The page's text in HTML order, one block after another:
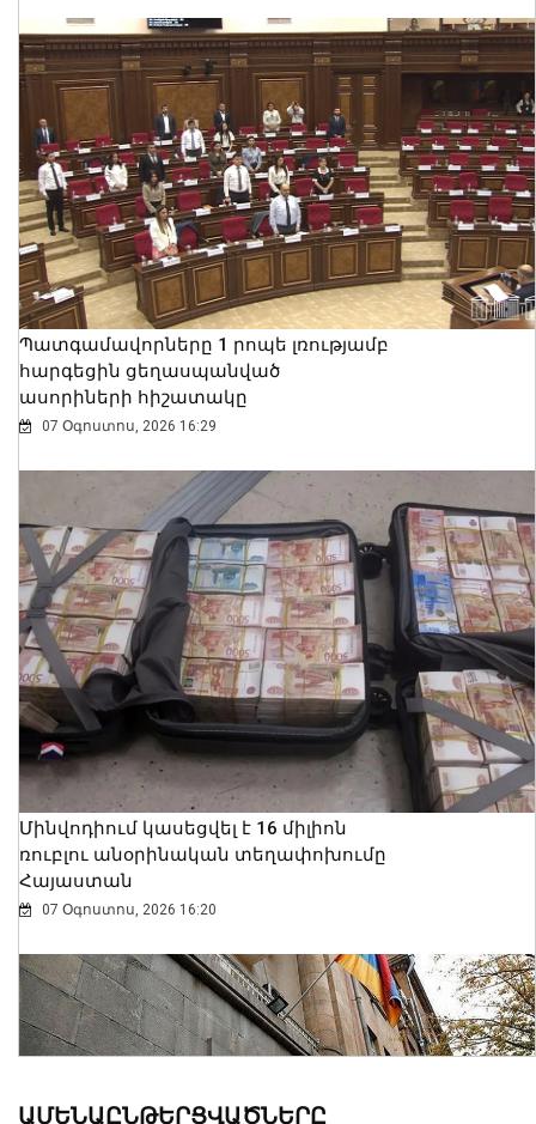
Պատգամավորները 1 րոպե լռությամբ
հարգեցին ցեղասպանված
ասորիների հիշատակը
07 Օգոստոս, 2026 16:29
Մինվոդիում կասեցվել է 16 միլիոն
ռուբլու անօրինական տեղափոխումը
Հայաստան
07 Օգոստոս, 2026 16:20
ԱՄԵՆԱԸՆԹԵՐՑՎԱԾՆԵՐԸ